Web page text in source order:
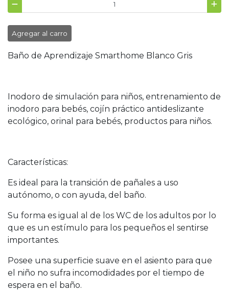
Agregar al carro
Baño de Aprendizaje Smarthome Blanco Gris
Inodoro de simulación para niños, entrenamiento de
inodoro para bebés, cojín práctico antideslizante
ecológico, orinal para bebés, productos para niños.
Características:
Es ideal para la transición de pañales a uso
autónomo, o con ayuda, del baño.
Su forma es igual al de los WC de los adultos por lo
que es un estímulo para los pequeños el sentirse
importantes.
Posee una superficie suave en el asiento para que
el niño no sufra incomodidades por el tiempo de
espera en el baño.